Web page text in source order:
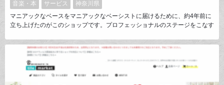
音楽・本 サービス
神奈川県
マニアックなベースをマニアックなベーシストに届けるために、約4年前に
立ち上げたのがこのショップです。プロフェッショナルのステージをこなす
イフの助けになるものを届けています。